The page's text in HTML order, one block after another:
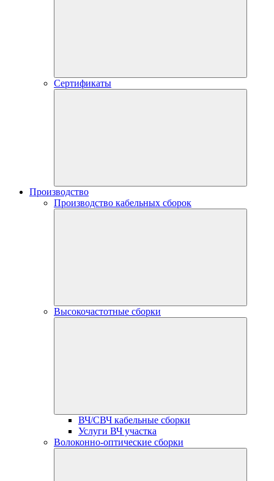
Сертификаты
Производство
Производство кабельных сборок
Высокочастотные сборки
ВЧ/СВЧ кабельные сборки
Услуги ВЧ участка
Волоконно-оптические сборки